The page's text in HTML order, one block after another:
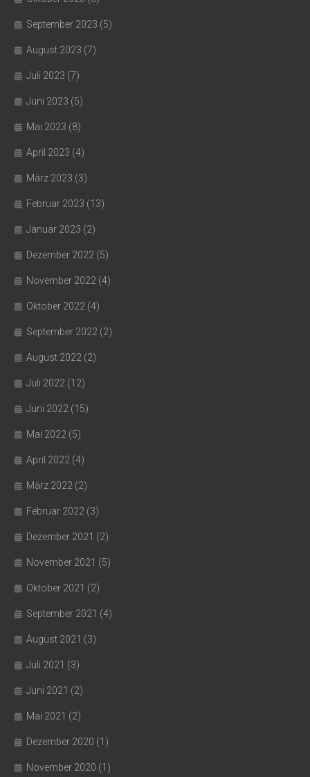
September 2023 (5)
August 2023 (7)
Juli 2023 (7)
Juni 2023 (5)
Mai 2023 (8)
April 2023 (4)
März 2023 (3)
Februar 2023 (13)
Januar 2023 (2)
Dezember 2022 (5)
November 2022 (4)
Oktober 2022 (4)
September 2022 (2)
August 2022 (2)
Juli 2022 (12)
Juni 2022 (15)
Mai 2022 (5)
April 2022 (4)
März 2022 (2)
Februar 2022 (3)
Dezember 2021 (2)
November 2021 (5)
Oktober 2021 (2)
September 2021 (4)
August 2021 (3)
Juli 2021 (3)
Juni 2021 (2)
Mai 2021 (2)
Dezember 2020 (1)
November 2020 (1)